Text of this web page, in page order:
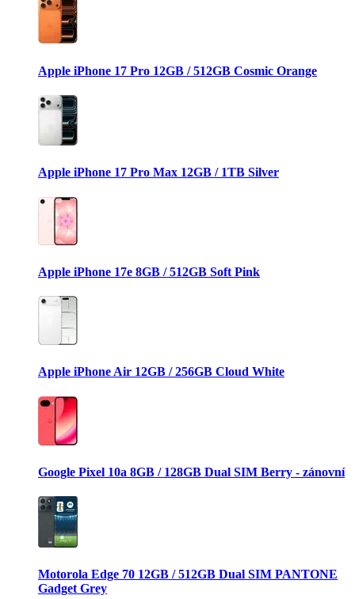
Apple iPhone 17 Pro 12GB / 512GB Cosmic Orange
Apple iPhone 17 Pro Max 12GB / 1TB Silver
Apple iPhone 17e 8GB / 512GB Soft Pink
Apple iPhone Air 12GB / 256GB Cloud White
Google Pixel 10a 8GB / 128GB Dual SIM Berry - zánovní
Motorola Edge 70 12GB / 512GB Dual SIM PANTONE
Gadget Grey